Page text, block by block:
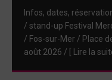
Infos, dates,
/ stand-up Festival
/ Fos-sur-Mer / Place
août 2026 /
[ Lire la